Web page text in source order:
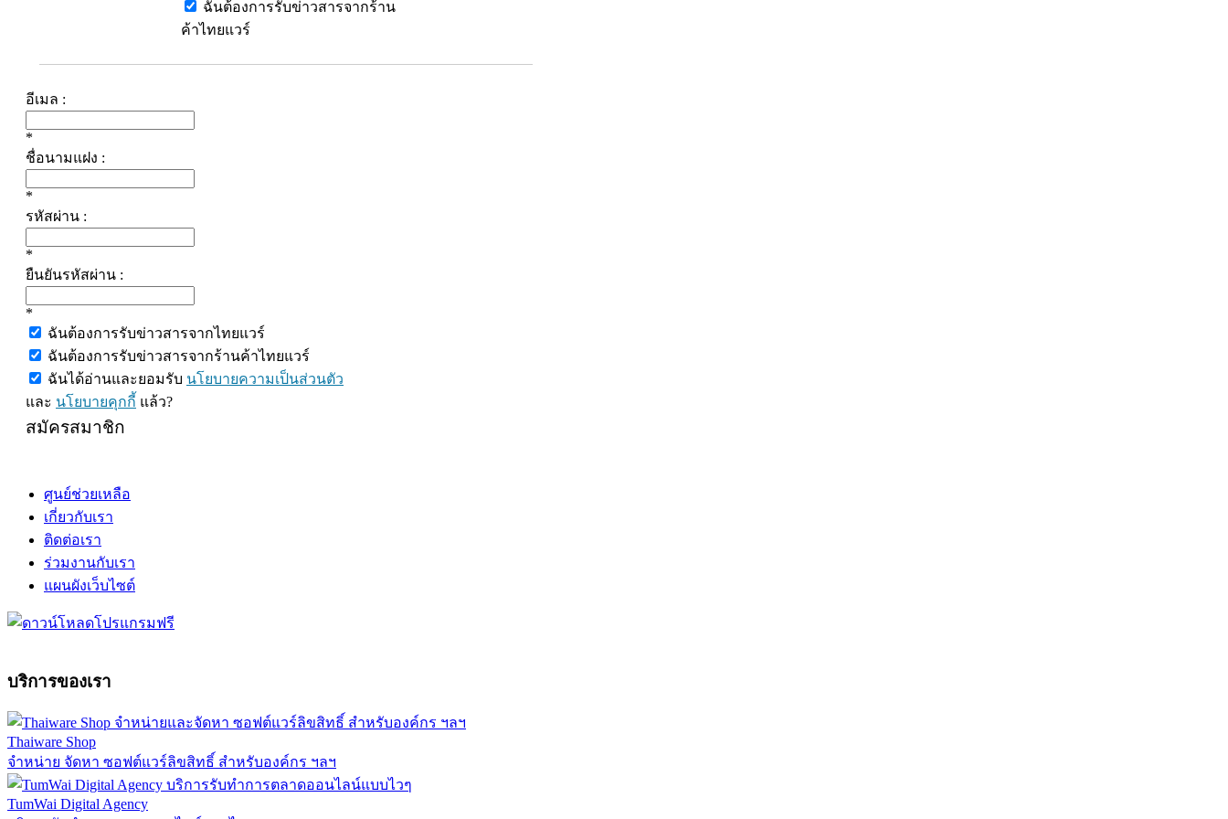
ฉันต้องการรับข่าวสารจากร้าน
ค้าไทยแวร์
อีเมล :
*
ชื่อนามแฝง :
*
รหัสผ่าน :
*
ยืนยันรหัสผ่าน :
*
ฉันต้องการรับข่าวสารจากไทยแวร์
ฉันต้องการรับข่าวสารจากร้านค้าไทยแวร์
ฉันได้อ่านและยอมรับ นโยบายความเป็นส่วนตัว
และ นโยบายคุกกี้ แล้ว?
สมัครสมาชิก
ศูนย์ช่วยเหลือ
เกี่ยวกับเรา
ติดต่อเรา
ร่วมงานกับเรา
แผนผังเว็บไซต์
บริการของเรา
Thaiware Shop
จำหน่าย จัดหา ซอฟต์แวร์ลิขสิทธิ์ สำหรับองค์กร ฯลฯ
TumWai Digital Agency